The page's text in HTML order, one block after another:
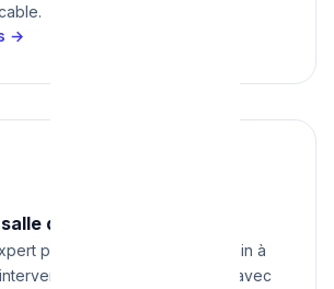
→
de bain à Evere
pour rénovation salle de bain à
rapidement à Evere avec